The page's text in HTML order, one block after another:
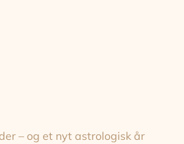
– og et nyt astrologisk år